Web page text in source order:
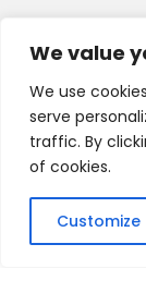
We value
We use
serve
traffic. By
of cookies.
Customize